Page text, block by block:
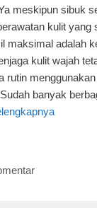
meskipun sibuk
kulit yang
maksimal adalah
kulit wajah
rutin
banyak